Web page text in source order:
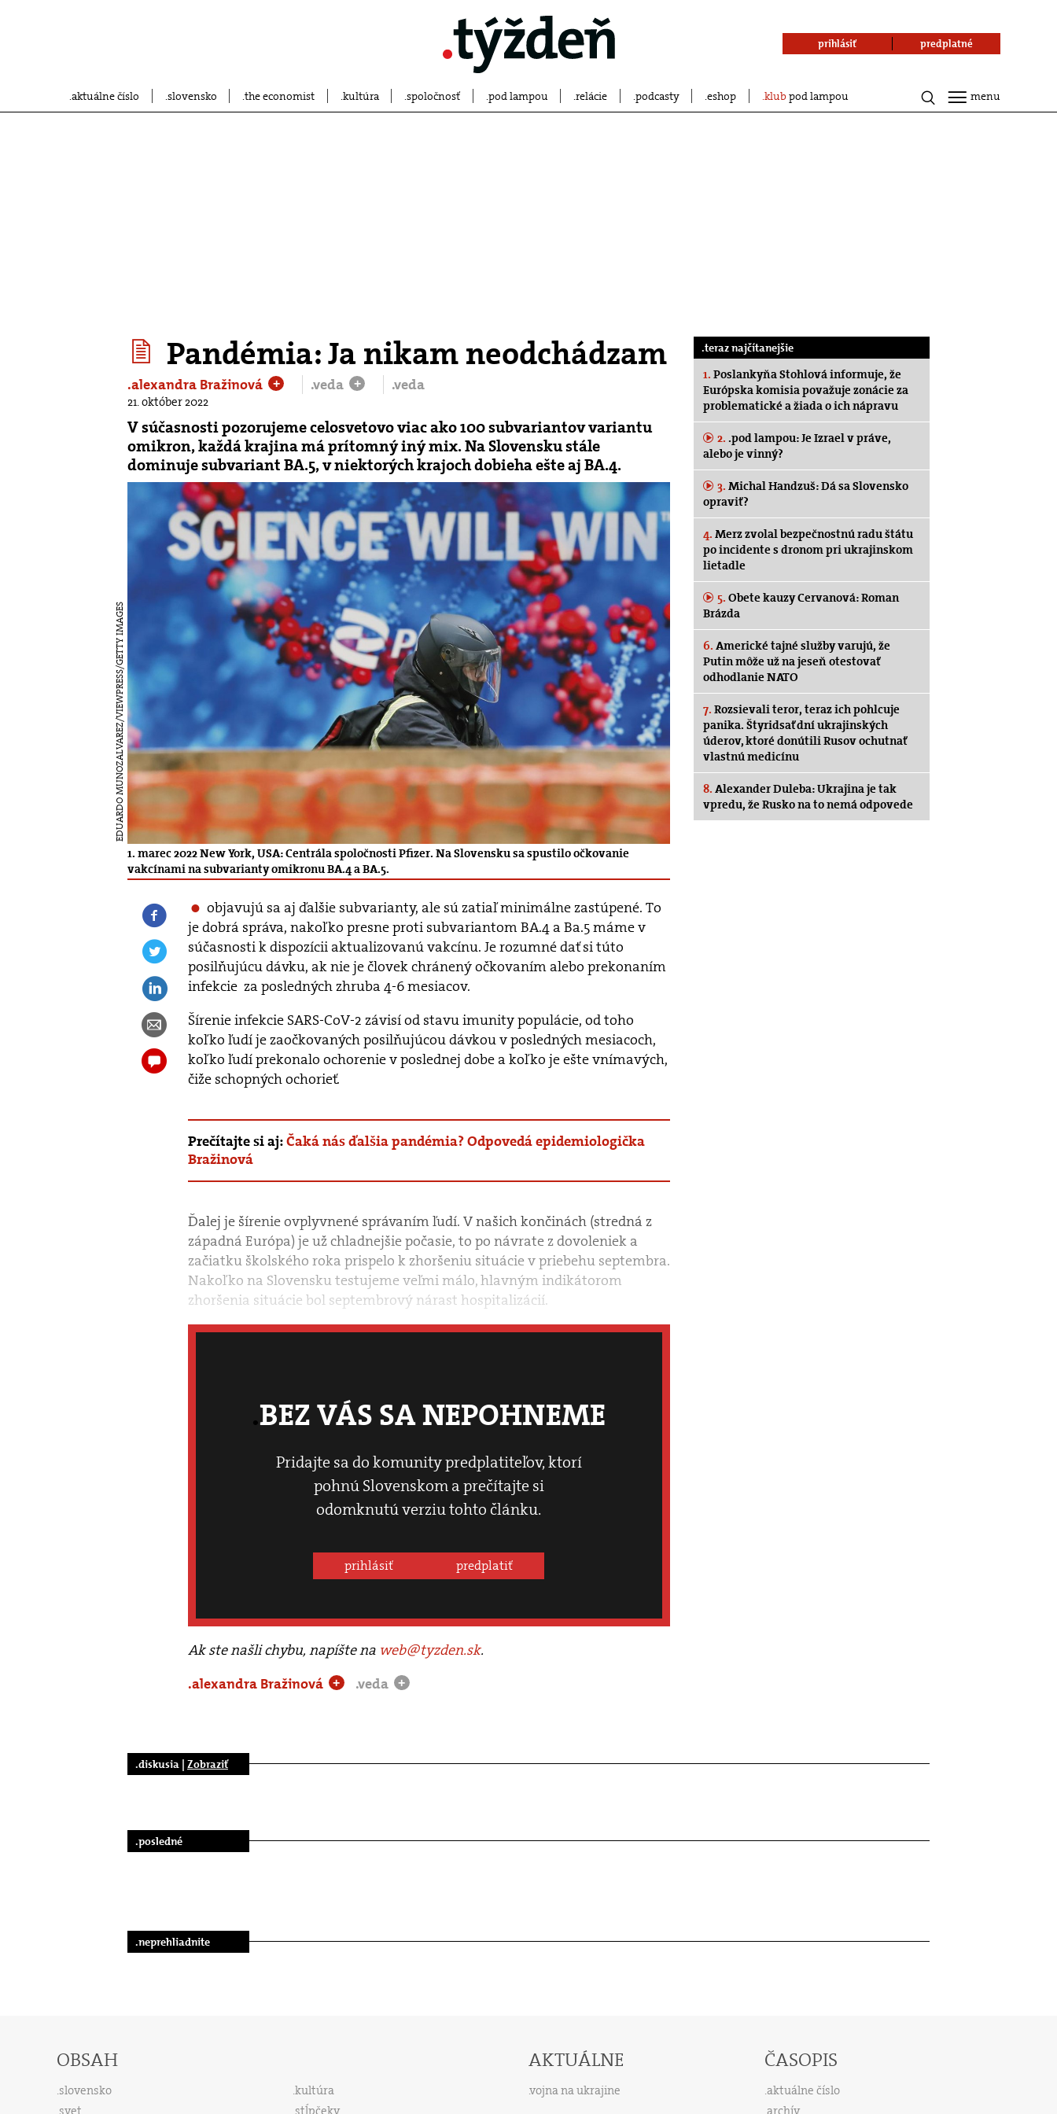
aktuálne číslo slovensko the economist kultúra spoločnosť pod lampou relácie podcasty eshop klubpod lampou
prihlásiť predplatné
menu
Pandémia: Ja nikam neodchádzam
.alexandra Bražinová + .veda + .veda
21. október 2022
V súčasnosti pozorujeme celosvetovo viac ako 100 subvariantov variantu
omikron, každá krajina má prítomný iný mix. Na Slovensku stále
dominuje subvariant BA.5, v niektorých krajoch dobieha ešte aj BA.4.
EDUARDO MUNOZALVAREZ/VIEWPRESS/GETTY IMAGES
1. marec 2022 New York, USA: Centrála spoločnosti Pfizer. Na Slovensku sa spustilo očkovanie
vakcínami na subvarianty omikronu BA.4 a BA.5.
objavujú sa aj ďalšie subvarianty, ale sú zatiaľ minimálne zastúpené. To
je dobrá správa, nakoľko presne proti subvariantom BA.4 a Ba.5 máme v
súčasnosti k dispozícii aktualizovanú vakcínu. Je rozumné dať si túto
posilňujúcu dávku, ak nie je človek chránený očkovaním alebo prekonaním
infekcie za posledných zhruba 4-6 mesiacov.
Šírenie infekcie SARS-CoV-2 závisí od stavu imunity populácie, od toho
koľko ľudí je zaočkovaných posilňujúcou dávkou v posledných mesiacoch,
koľko ľudí prekonalo ochorenie v poslednej dobe a koľko je ešte vnímavých,
čiže schopných ochorieť.
Prečítajte si aj:Čaká nás ďalšia pandémia? Odpovedá epidemiologička
Bražinová
Ďalej je šírenie ovplyvnené správaním ľudí. V našich končinách (stredná z
západná Európa) je už chladnejšie počasie, to po návrate z dovoleniek a
začiatku školského roka prispelo k zhoršeniu situácie v priebehu septembra.
Nakoľko na Slovensku testujeme veľmi málo, hlavným indikátorom
zhoršenia situácie bol septembrový nárast hospitalizácií.
BEZ VÁS SA NEPOHNEME
Pridajte sa do komunity predplatiteľov, ktorí
pohnú Slovenskom a prečítajte si
odomknutú verziu tohto článku.
prihlásiť predplatiť
Ak ste našli chybu, napíšte na web@tyzden.sk.
.alexandra Bražinová
+ .veda +
.teraz najčítanejšie
1. Poslankyňa Stohlová informuje, že
Európska komisia považuje zonácie za
problematické a žiada o ich nápravu
2. .pod lampou: Je Izrael v práve,
alebo je vinný?
3. Michal Handzuš: Dá sa Slovensko
opraviť?
4. Merz zvolal bezpečnostnú radu štátu
po incidente s dronom pri ukrajinskom
lietadle
5. Obete kauzy Cervanová: Roman
Brázda
6. Americké tajné služby varujú, že
Putin môže už na jeseň otestovať
odhodlanie NATO
7. Rozsievali teror, teraz ich pohlcuje
panika. Štyridsať dní ukrajinských
úderov, ktoré donútili Rusov ochutnať
vlastnú medicínu
8. Alexander Duleba: Ukrajina je tak
vpredu, že Rusko na to nemá odpovede
.diskusia | Zobraziť
.posledné
.neprehliadnite
OBSAH
slovensko
kultúra
AKTUÁLNE
vojna na ukrajine
ČASOPIS
aktuálne číslo